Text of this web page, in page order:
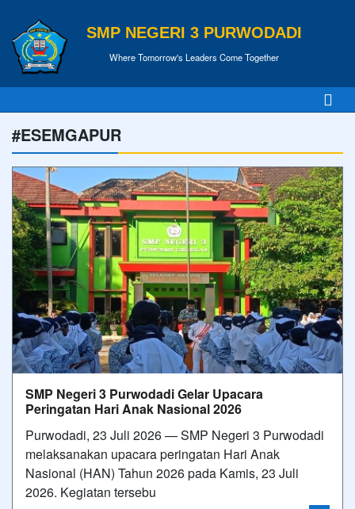
SMP NEGERI 3 PURWODADI
Where Tomorrow's Leaders Come Together
#ESEMGAPUR
SMP Negeri 3 Purwodadi Gelar Upacara
Peringatan Hari Anak Nasional 2026
Purwodadi, 23 Juli 2026 — SMP Negeri 3 Purwodadi
melaksanakan upacara peringatan Hari Anak
Nasional (HAN) Tahun 2026 pada Kamis, 23 Juli
2026. Kegiatan tersebu